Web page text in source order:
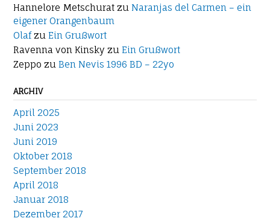
Hannelore Metschurat zu Naranjas del Carmen – ein
eigener Orangenbaum
Olafzu Ein Grußwort
Ravenna von Kinsky zu Ein Grußwort
Zeppo zu Ben Nevis 1996 BD – 22yo
ARCHIV
April 2025
Juni 2023
Juni 2019
Oktober 2018
September 2018
April 2018
Januar 2018
Dezember 2017